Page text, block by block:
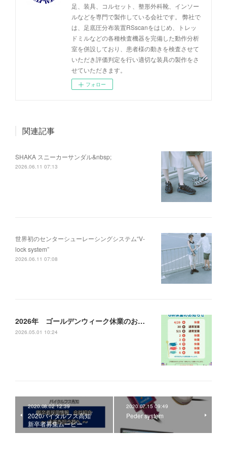
足、装具、コルセット、整形外科靴、インソー
ルなどを専門で製作している会社です。 弊社で
は、足底圧分布装置RSscanをはじめ、トレッ
ドミルなどの各種検査機器を完備した動作分析
室を併設しており、患者様の動きを検査させて
いただき評価判定を行い適切な装具の製作をさ
せていただきます。
フォロー
関連記事
SHAKA スニーカーサンダル&nbsp;
2026.06.11 07:13
世界初のセンターシューレーシングシステム“V-
lock system”
2026.06.11 07:08
2026年 ゴールデンウィーク休業のお知らせ
2026.05.01 10:24
2020.08.02 12:39
2020バイタルフス高知
新卒者募集ムービー
2020.07.15 09:49
Peder system